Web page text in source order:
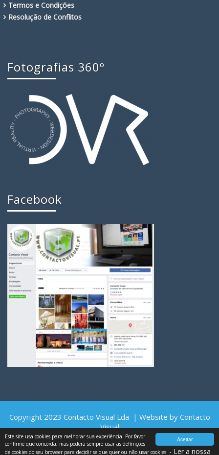
Aceitar
Este site usa cookies para melhorar sua experiência. Por favor
confirme que concorda, mas poderá sempre usar as definições
de cookies do seu browser para decidir se que quer ou não usar cookies. - Ler a nossa
Termos e Condições
Resolução de Conflitos
Fotografias 360º
Facebook
Copyright 2023 Contacto Visual Lda | Website by Contacto
Visual